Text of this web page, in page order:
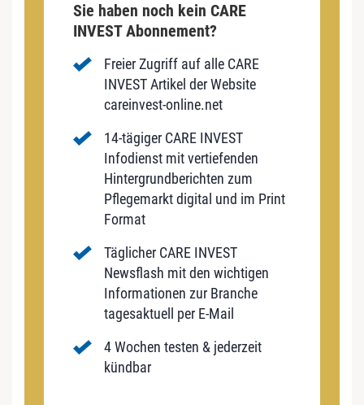
Sie haben noch kein CARE
INVEST Abonnement?
Freier Zugriff auf alle CARE
INVEST Artikel der Website
careinvest-online.net
14-tägiger CARE INVEST
Infodienst mit vertiefenden
Hintergrundberichten zum
Pflegemarkt digital und im Print
Format
Täglicher CARE INVEST
Newsflash mit den wichtigen
Informationen zur Branche
tagesaktuell per E-Mail
4 Wochen testen & jederzeit
kündbar